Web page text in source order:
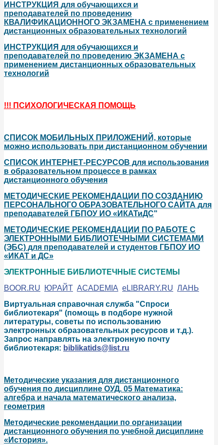
ИНСТРУКЦИЯ для обучающихся и
преподавателей по проведению
КВАЛИФИКАЦИОННОГО ЭКЗАМЕНА с применением
дистанционных образовательных технологий
ИНСТРУКЦИЯ для обучающихся и
преподавателей по проведению ЭКЗАМЕНА с
применением дистанционных образовательных
технологий
!!! ПСИХОЛОГИЧЕСКАЯ ПОМОЩЬ
СПИСОК МОБИЛЬНЫХ ПРИЛОЖЕНИЙ, которые
можно использовать при дистанционном обучении
СПИСОК ИНТЕРНЕТ-РЕСУРСОВ для использования
в образовательном процессе в рамках
дистанционного обучения
МЕТОДИЧЕСКИЕ РЕКОМЕНДАЦИИ ПО СОЗДАНИЮ
ПЕРСОНАЛЬНОГО ОБРАЗОВАТЕЛЬНОГО САЙТА для
преподавателей ГБПОУ ИО «ИКАТиДС"
МЕТОДИЧЕСКИЕ РЕКОМЕНДАЦИИ ПО РАБОТЕ С
ЭЛЕКТРОННЫМИ БИБЛИОТЕЧНЫМИ СИСТЕМАМИ
(ЭБС) для преподавателей и студентов ГБПОУ ИО
«ИКАТ и ДС»
ЭЛЕКТРОННЫЕ БИБЛИОТЕЧНЫЕ СИСТЕМЫ
BOOR.RU
ЮРАЙТ ACADEMIA eLIBRARY.RU ЛАНЬ
Виртуальная справочная служба "Спроси
библиотекаря" (помощь в подборе нужной
литературы, советы по использованию
электронных образовательных ресурсов и т.д.).
Запрос направлять на электронную почту
библиотекаря: biblikatids@list.ru
Методические указания для дистанционного
обучения по дисциплине ОУД. 05 Математика:
алгебра и начала математического анализа,
геометрия
Методические рекомендации по организации
дистанционного обучения по учебной дисциплине
«История».